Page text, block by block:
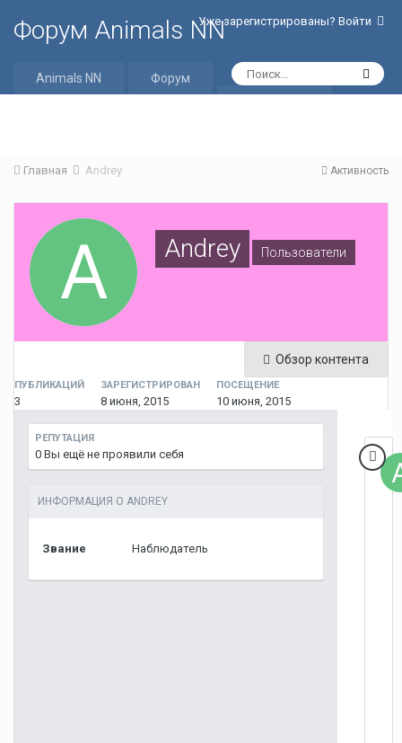
Форум Animals NNУже зарегистрированы? Войти
Animals NN
Форум
Активность
Главная Andrey
Andrey Пользователи
Обзор контента
ПУБЛИКАЦИЙ
3
ЗАРЕГИСТРИРОВАН
8 июня, 2015
ПОСЕЩЕНИЕ
10 июня, 2015
РЕПУТАЦИЯ
0 Вы ещё не проявили себя
ИНФОРМАЦИЯ О ANDREY
Звание Наблюдатель